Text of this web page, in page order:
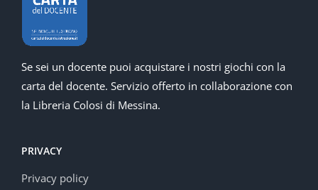
Se sei un docente puoi acquistare i nostri giochi con la
carta del docente. Servizio offerto in collaborazione con
la Libreria Colosi di Messina.
PRIVACY
Privacy policy